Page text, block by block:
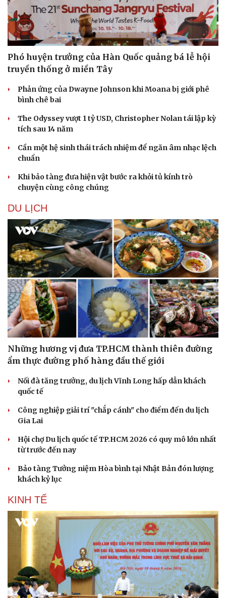
Văn hóa
Sân khấu - Điện ảnh
Văn học
Âm nhạc
Di sản
Giải trí
Nghệ sĩ
Thời trang
Sao Việt
Phó huyện trưởng của Hàn Quốc quảng bá lễ hội
truyền thống ở miền Tây
Phản ứng của Dwayne Johnson khi Moana bị giới phê
bình chê bai
The Odyssey vượt 1 tỷ USD, Christopher Nolan tái lập kỳ
tích sau 14 năm
Cần một hệ sinh thái trách nhiệm để ngăn âm nhạc lệch
chuẩn
Khi bảo tàng đưa hiện vật bước ra khỏi tủ kính trò
chuyện cùng công chúng
DU LỊCH
Những hương vị đưa TP.HCM thành thiên đường
ẩm thực đường phố hàng đầu thế giới
Nối đà tăng trưởng, du lịch Vĩnh Long hấp dẫn khách
quốc tế
Công nghiệp giải trí "chắp cánh" cho điểm đến du lịch
Gia Lai
Hội chợ Du lịch quốc tế TP.HCM 2026 có quy mô lớn nhất
từ trước đến nay
Bảo tàng Tưởng niệm Hòa bình tại Nhật Bản đón lượng
khách kỷ lục
KINH TẾ